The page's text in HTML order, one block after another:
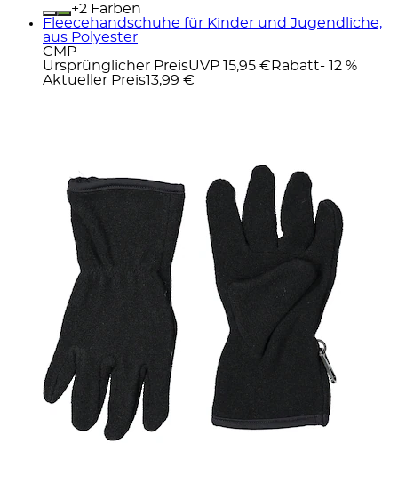
+
Farben
Fleecehandschuhe für Kinder und Jugendliche,
aus Polyester
CMP
Ursprünglicher PreisUVP 15,95 € Rabatt- 12 %
Aktueller Preis13,99 €